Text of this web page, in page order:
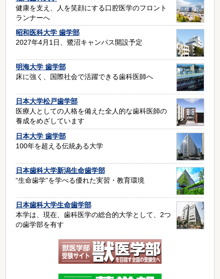
健康を支え、人を笑顔にする口腔医学のフロント
ランナーへ
昭和医科大学 歯学部
2027年4月1日、鷺沼キャンパス開設予定
明海大学 歯学部
床に強く、国際社会で活躍できる歯科医師へ
日本大学松戸歯学部
医療人としての人格を備えた全人的な歯科医師の
養成をめざしています
日本大学 歯学部
100年を超える伝統ある大学
日本歯科大学新潟生命歯学部
“生命歯学”を学べる優れた実習・教育環境
日本歯科大学生命歯学部
本学は、現在、歯科医学の総合的大学として、2つ
の歯学部を有す